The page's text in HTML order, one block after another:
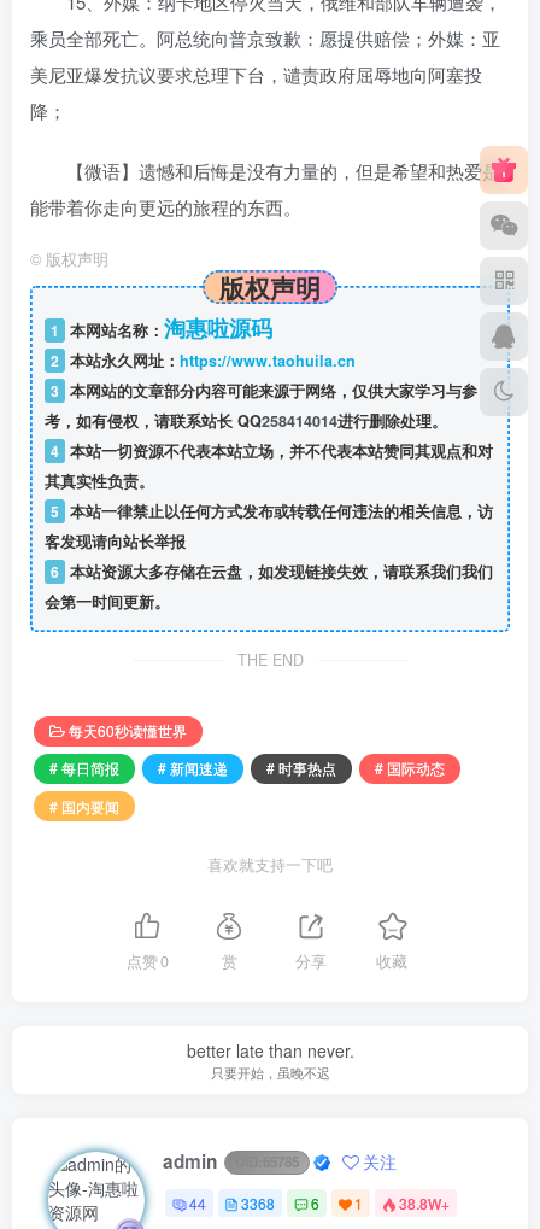
乘员全部死亡。阿总统向普京致歉：愿提供赔偿；外媒：亚
美尼亚爆发抗议要求总理下台，谴责政府屈辱地向阿塞投
降；
【微语】遗憾和后悔是没有力量的，但是希望和热爱是
能带着你走向更远的旅程的东西。
© 版权声明
版权声明
1 本网站名称： 淘惠啦源码
2 本站永久网址： https://www.taohuila.cn
3 本网站的文章部分内容可能来源于网络，仅供大家学习与参
考，如有侵权，请联系站长 QQ258414014进行删除处理。
4 本站一切资源不代表本站立场，并不代表本站赞同其观点和对
其真实性负责。
5 本站一律禁止以任何方式发布或转载任何违法的相关信息，访
客发现请向站长举报
6 本站资源大多存储在云盘，如发现链接失效，请联系我们我们
会第一时间更新。
THE END
每天60秒读懂世界
# 每日简报
# 新闻速递 # 时事热点
# 国际动态
# 国内要闻
喜欢就支持一下吧
点赞0 赏 分享 收藏
better late than never.
只要开始，虽晚不迟
admin 65785 关注
44 3368 6 1 38.8W+